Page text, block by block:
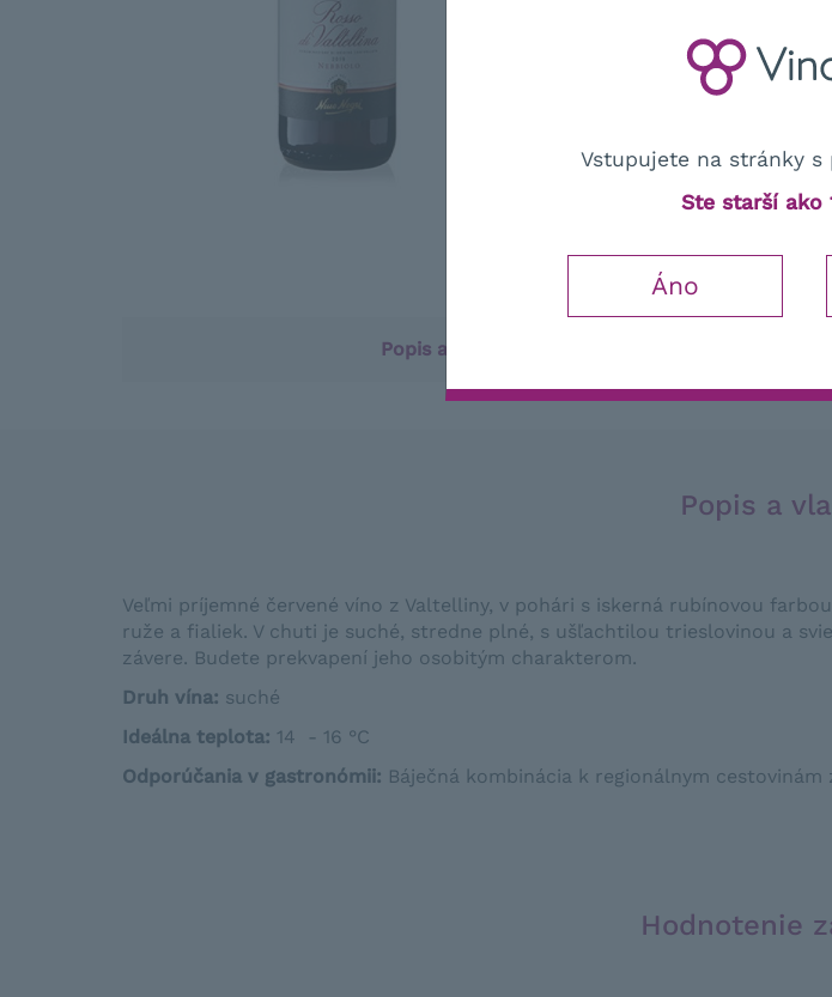
Popis a vlastnosti
Popis a
Veľmi príjemné červené víno z Valtelliny, v pohári s iskerná rubínovou
ruže a fialiek. V chuti je suché, stredne plné, s ušľachtilou trieslovinou a
závere. Budete prekvapení jeho osobitým charakterom.
Druh vína: suché
Ideálna teplota: 14 - 16 °C
Odporúčania v gastronómii: Báječná kombinácia k regionálnym cestovinám
Hodnotenie
Vstupujete na stránky
Ste starší ako
Áno